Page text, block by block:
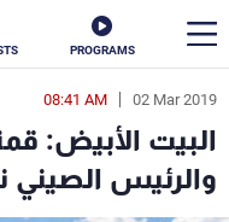
PROGRAMS
02 Mar 2019
08:41 AM
البيت الأبيض:
والرئيس الصيني
en
الأخبار